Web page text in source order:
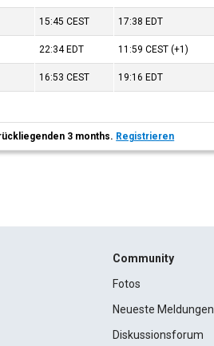
15:45CEST 17:38 EDT
22:34 EDT 11:59CEST (+1)
16:53CEST 19:16 EDT
3 months. Registrieren
Community
Fotos
Neueste Meldungen
Diskussionsforum